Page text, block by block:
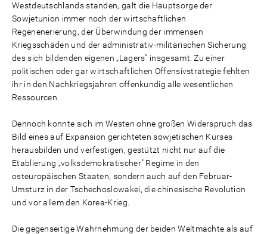
Westdeutschlands standen, galt die Hauptsorge der
Sowjetunion immer noch der wirtschaftlichen
Regenenerierung, der Überwindung der immensen
Kriegsschäden und der administrativ-militärischen Sicherung
des sich bildenden eigenen „Lagers" insgesamt. Zu einer
politischen oder gar wirtschaftlichen Offensivstrategie fehlten
ihr in den Nachkriegsjahren offenkundig alle wesentlichen
Ressourcen.
Dennoch konnte sich im Westen ohne großen Widerspruch das
Bild eines auf Expansion gerichteten sowjetischen Kurses
herausbilden und verfestigen, gestützt nicht nur auf die
Etablierung „volksdemokratischer" Regime in den
osteuropäischen Staaten, sondern auch auf den Februar-
Umsturz in der Tschechoslowakei, die chinesische Revolution
und vor allem den Korea-Krieg.
Die gegenseitige Wahrnehmung der beiden Weltmächte als auf